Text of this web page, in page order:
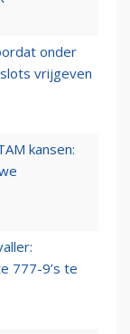
onder
vrijgeven
kansen:
777-9’s te